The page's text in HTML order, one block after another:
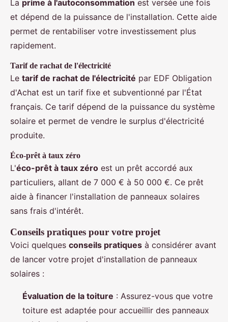
La prime à l'autoconsommation est versée une fois
et dépend de la puissance de l'installation. Cette aide
permet de rentabiliser votre investissement plus
rapidement.
Tarif de rachat de l'électricité
Le tarif de rachat de l'électricité par EDF Obligation
d'Achat est un tarif fixe et subventionné par l'État
français. Ce tarif dépend de la puissance du système
solaire et permet de vendre le surplus d'électricité
produite.
Éco-prêt à taux zéro
L'éco-prêt à taux zéro est un prêt accordé aux
particuliers, allant de 7 000 € à 50 000 €. Ce prêt
aide à financer l'installation de panneaux solaires
sans frais d'intérêt.
Conseils pratiques pour votre projet
Voici quelques conseils pratiques à considérer avant
de lancer votre projet d'installation de panneaux
solaires :
Évaluation de la toiture : Assurez-vous que votre
toiture est adaptée pour accueillir des panneaux